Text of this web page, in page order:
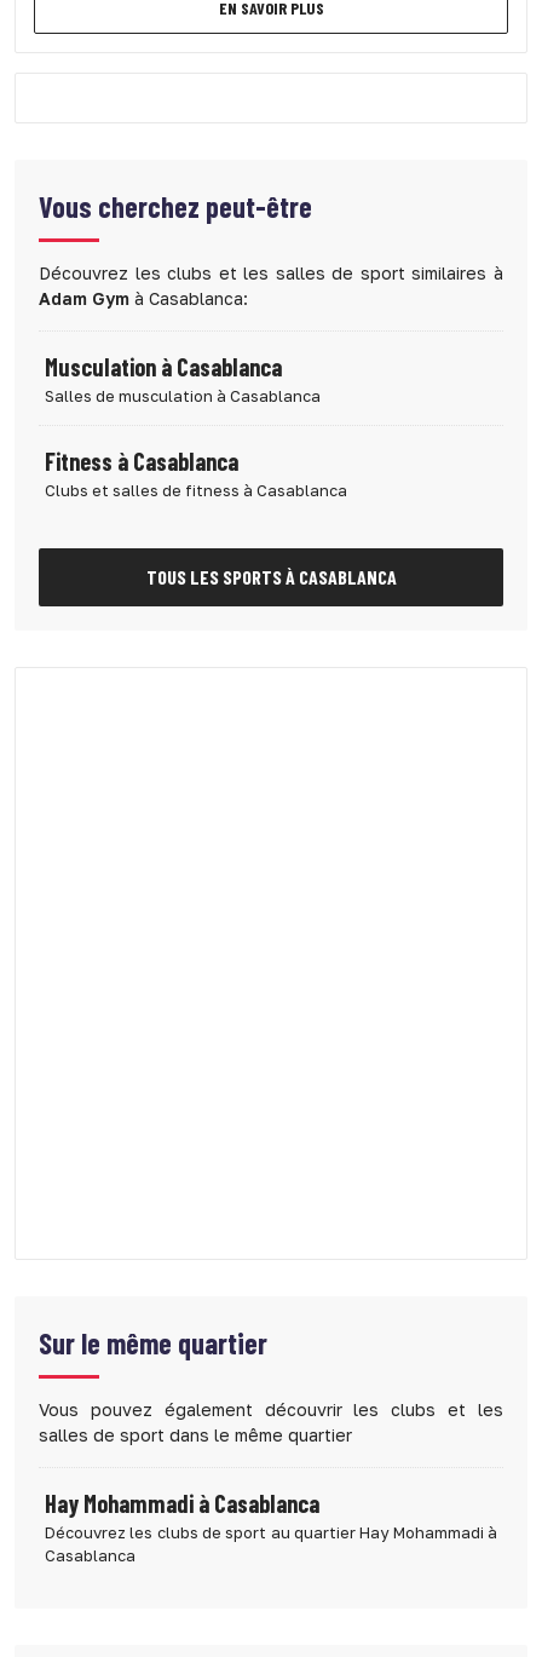
EN SAVOIR PLUS
Vous cherchez peut-être
Découvrez les clubs et les salles de sport similaires à
Adam Gym à Casablanca:
Musculation à Casablanca
Salles de musculation à Casablanca
Fitness à Casablanca
Clubs et salles de fitness à Casablanca
TOUS LES SPORTS À CASABLANCA
Sur le même quartier
Vous pouvez également découvrir les clubs et les
salles de sport dans le même quartier
Hay Mohammadi à Casablanca
Découvrez les clubs de sport au quartier Hay Mohammadi à
Casablanca